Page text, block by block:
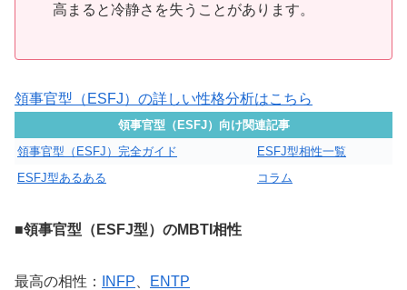
高まると冷静さを失うことがあります。
領事官型（ESFJ）の詳しい性格分析はこちら
領事官型（ESFJ）向け関連記事
領事官型（ESFJ）完全ガイド
ESFJ型相性一覧
ESFJ型あるある
コラム
■領事官型（ESFJ型）のMBTI相性
最高の相性： INFP
ENTP